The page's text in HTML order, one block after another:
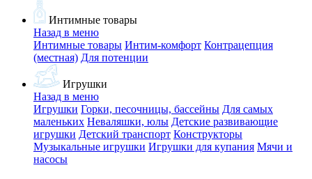
Интимные товары
Назад в меню
Интимные товары Интим-комфорт Контрацепция
(местная) Для потенции
Игрушки
Назад в меню
Игрушки Горки, песочницы, бассейны Для самых
маленьких Неваляшки, юлы Детские развивающие
игрушки Детский транспорт Конструкторы
Музыкальные игрушки Игрушки для купания Мячи и
насосы